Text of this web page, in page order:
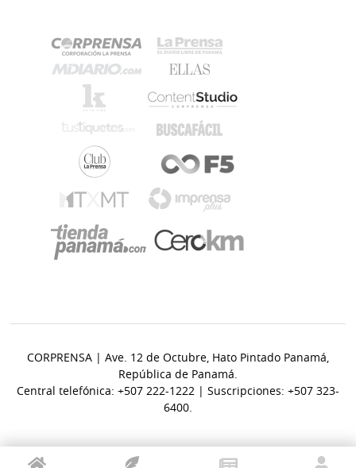
CORPRENSA | Ave. 12 de Octubre, Hato Pintado Panamá,
República de Panamá.
Central telefónica: +507 222-1222 | Suscripciones: +507 323-
6400.